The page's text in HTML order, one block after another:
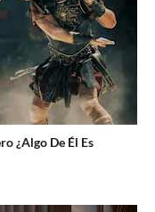
¿Algo De Él Es